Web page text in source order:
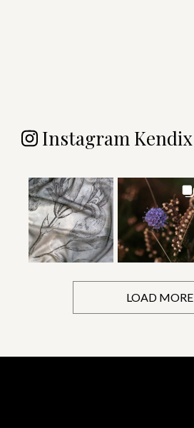
Instagram Kendix
LOAD MORE